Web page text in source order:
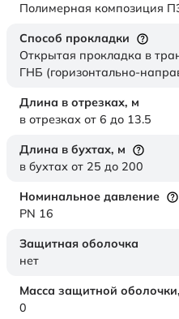
Полимерная композиция
Способ прокладки
Открытая прокладка в
ГНБ (горизонтально-
Длина в отрезках, м
в отрезках от 6 до 13.5
Длина в бухтах, м
в бухтах от 25 до 200
Номинальное давление
PN 16
Защитная оболочка
нет
Масса защитной оболочки,
0